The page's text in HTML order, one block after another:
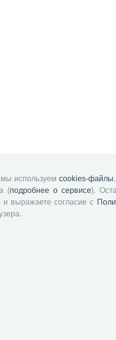
используем cookies-файлы
(подробнее о сервисе).
выражаете согласие с